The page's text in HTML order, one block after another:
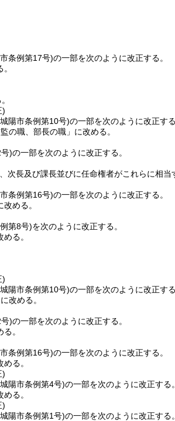
条例第17号)の一部を次のように改正する。
)
陽市条例第10号)の一部を次のように改正する
の職、部長の職」に改める。
)の一部を次のように改正する。
長及び課長並びに任命権者がこれらに相当
条例第16号)の一部を次のように改正する。
める。
第8号)を次のように改正する。
る。
)
陽市条例第10号)の一部を次のように改正する
改める。
)の一部を次のように改正する。
。
条例第16号)の一部を次のように改正する。
る。
)
陽市条例第4号)の一部を次のように改正する。
る。
)
陽市条例第1号)の一部を次のように改正する。